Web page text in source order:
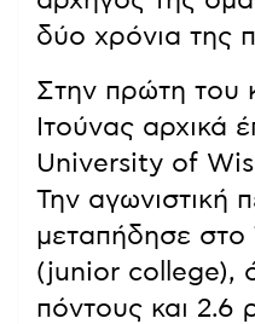
δύο χρόνια της
Στην πρώτη του
Ιτούνας αρχικά
University of
Την αγωνιστική
μεταπήδησε
(junior college),
πόντους και 2.6